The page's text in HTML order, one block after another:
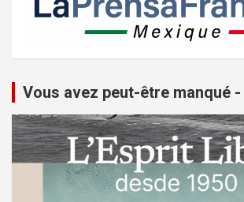
Vous avez peut-être manqué